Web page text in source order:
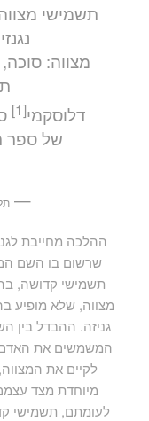
תשמישי
מצווה:
דלוסקמי[1]
של ספר
—
ההלכה מחייבת
שרשום בו השם
תשמישי קדושה,
מצווה, שלא מופיע
גניזה. ההבדל בין
המשמשים את האדם
לקיים את
מיוחדת מצד
לעומתם, תשמישי